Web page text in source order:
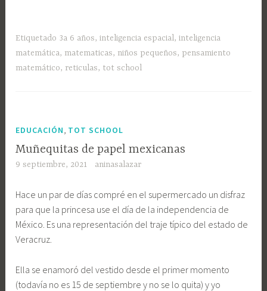
Etiquetado 3a 6 años,inteligencia espacial,inteligencia
matemática, matematicas, niños pequeños, pensamiento
matemático, reticulas, tot school
EDUCACIÓN, TOT SCHOOL
Muñequitas de papel mexicanas
9 septiembre, 2021 aninasalazar
Hace un par de días compré en el supermercado un disfraz
para que la princesa use el día de la independencia de
México. Es una representación del traje típico del estado de
Veracruz.
Ella se enamoró del vestido desde el primer momento
(todavía no es 15 de septiembre y no se lo quita) y yo